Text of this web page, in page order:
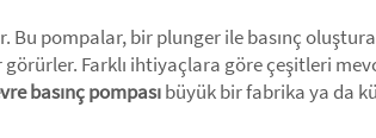
pompalar, bir plunger ile basınç
Farklı ihtiyaçlara göre çeşitleri
basınç pompasıbüyük bir fabrika ya da